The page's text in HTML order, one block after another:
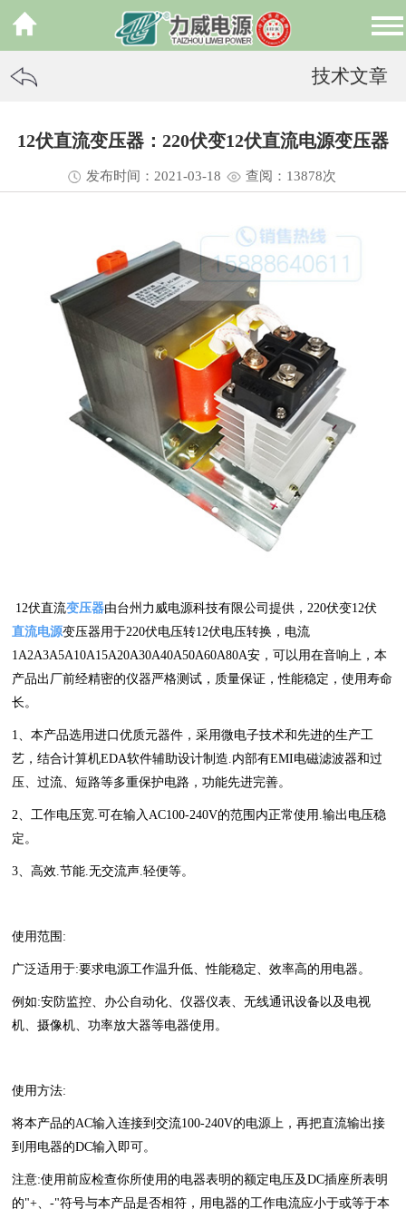
技术文章
12伏直流变压器：220伏变12伏直流电源变压器
发布时间：2021-03-18 查阅：13878次
12伏直流变压器由台州力威电源科技有限公司提供，220伏变12伏
直流电源变压器用于220伏电压转12伏电压转换，电流
1A2A3A5A10A15A20A30A40A50A60A80A安，可以用在音响上，本
产品出厂前经精密的仪器严格测试，质量保证，性能稳定，使用寿命
长。
1、本产品选用进口优质元器件，采用微电子技术和先进的生产工
艺，结合计算机EDA软件辅助设计制造.内部有EMI电磁滤波器和过
压、过流、短路等多重保护电路，功能先进完善。
2、工作电压宽.可在输入AC100-240V的范围内正常使用.输出电压稳
定。
3、高效.节能.无交流声.轻便等。
使用范围:
广泛适用于:要求电源工作温升低、性能稳定、效率高的用电器。
例如:安防监控、办公自动化、仪器仪表、无线通讯设备以及电视
机、摄像机、功率放大器等电器使用。
使用方法:
将本产品的AC输入连接到交流100-240V的电源上，再把直流输出接
到用电器的DC输入即可。
注意:使用前应检查你所使用的电器表明的额定电压及DC插座所表明
的"+、-"符号与本产品是否相符，用电器的工作电流应小于或等于本